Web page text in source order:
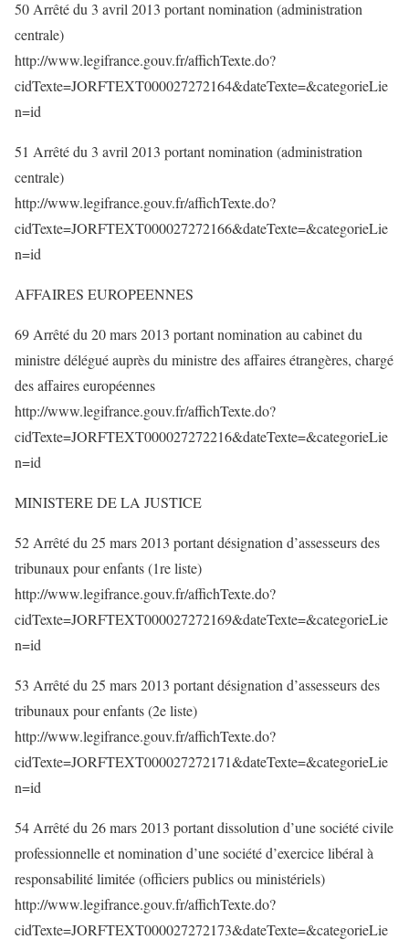
50 Arrêté du 3 avril 2013 portant nomination (administration
centrale)
http://www.legifrance.gouv.fr/affichTexte.do?
cidTexte=JORFTEXT000027272164&dateTexte=&categorieLie
n=id
51 Arrêté du 3 avril 2013 portant nomination (administration
centrale)
http://www.legifrance.gouv.fr/affichTexte.do?
cidTexte=JORFTEXT000027272166&dateTexte=&categorieLie
n=id
AFFAIRES EUROPEENNES
69 Arrêté du 20 mars 2013 portant nomination au cabinet du
ministre délégué auprès du ministre des affaires étrangères, chargé
des affaires européennes
http://www.legifrance.gouv.fr/affichTexte.do?
cidTexte=JORFTEXT000027272216&dateTexte=&categorieLie
n=id
MINISTERE DE LA JUSTICE
52 Arrêté du 25 mars 2013 portant désignation d’assesseurs des
tribunaux pour enfants (1re liste)
http://www.legifrance.gouv.fr/affichTexte.do?
cidTexte=JORFTEXT000027272169&dateTexte=&categorieLie
n=id
53 Arrêté du 25 mars 2013 portant désignation d’assesseurs des
tribunaux pour enfants (2e liste)
http://www.legifrance.gouv.fr/affichTexte.do?
cidTexte=JORFTEXT000027272171&dateTexte=&categorieLie
n=id
54 Arrêté du 26 mars 2013 portant dissolution d’une société civile
professionnelle et nomination d’une société d’exercice libéral à
responsabilité limitée (officiers publics ou ministériels)
http://www.legifrance.gouv.fr/affichTexte.do?
cidTexte=JORFTEXT000027272173&dateTexte=&categorieLie